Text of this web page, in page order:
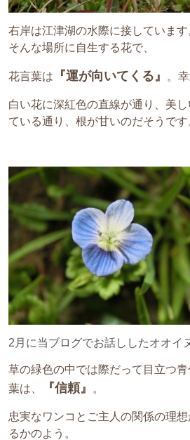
右岸は江津湖の水際に接していま
そんな場所に自生する花で、
花言葉は 『運が向いてくる』 。
白い花に深紅色の直線が通り、美
ている通り、根が甘いのだそうです
2月に当ブログでお話ししたオオイ
草の緑色の中では際だって目立つ
葉は、
『信頼』 。
忠実なワンコとご主人の関係の理
るかのよう。